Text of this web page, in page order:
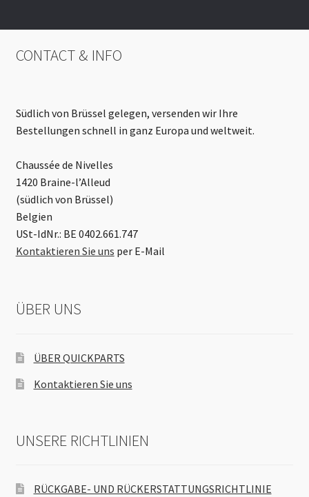
CONTACT & INFO
Südlich von Brüssel gelegen, versenden wir Ihre
Bestellungen schnell in ganz Europa und weltweit.
Chaussée de Nivelles
1420 Braine-l’Alleud
(südlich von Brüssel)
Belgien
USt-IdNr.: BE 0402.661.747
Kontaktieren Sie uns per E-Mail
ÜBER UNS
ÜBER QUICKPARTS
Kontaktieren Sie uns
UNSERE RICHTLINIEN
RÜCKGABE- UND RÜCKERSTATTUNGSRICHTLINIE